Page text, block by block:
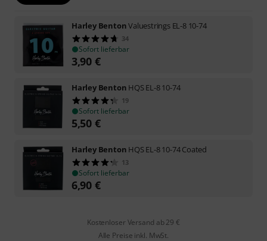
Harley BentonValuestrings EL-8 10-74
34
Sofort lieferbar
3,90 €
Harley Benton HQS EL-8 10-74
19
Sofort lieferbar
5,50 €
Harley Benton HQS EL-8 10-74 Coated
13
Sofort lieferbar
6,90 €
Kostenloser Versand ab 29 €
Alle Preise inkl. MwSt.